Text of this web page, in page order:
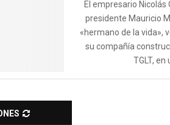
El empresario Nicolás
presidente Mauricio
«hermano de la vida»,
su compañía
TGLT, en